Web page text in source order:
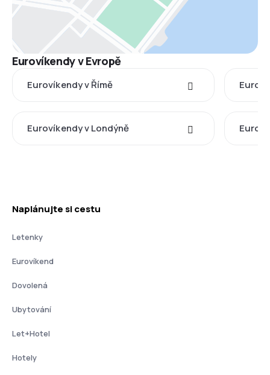
Eurovíkendy v Evropě
Eurovíkendy v Římě
Eurovíkendy v Londýně
Naplánujte si cestu
Letenky
Eurovíkend
Dovolená
Ubytování
Let+Hotel
Hotely